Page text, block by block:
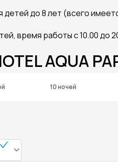
до 8 лет (всего
время работы с 10.00 до
AQUA
10 ночей